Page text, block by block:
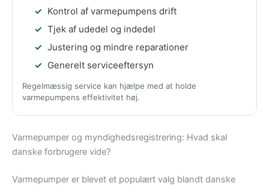
Kontrol af varmepumpens drift
Tjek af udedel og indedel
Justering og mindre reparationer
Generelt serviceeftersyn
Regelmæssig service kan hjælpe med at holde
varmepumpens effektivitet høj.
Varmepumper og myndighedsregistrering: Hvad skal
danske forbrugere vide?
Varmepumper er blevet et populært valg blandt danske